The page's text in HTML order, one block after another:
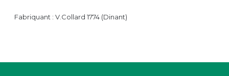
Fabriquant : V.Collard 1774 (Dinant)